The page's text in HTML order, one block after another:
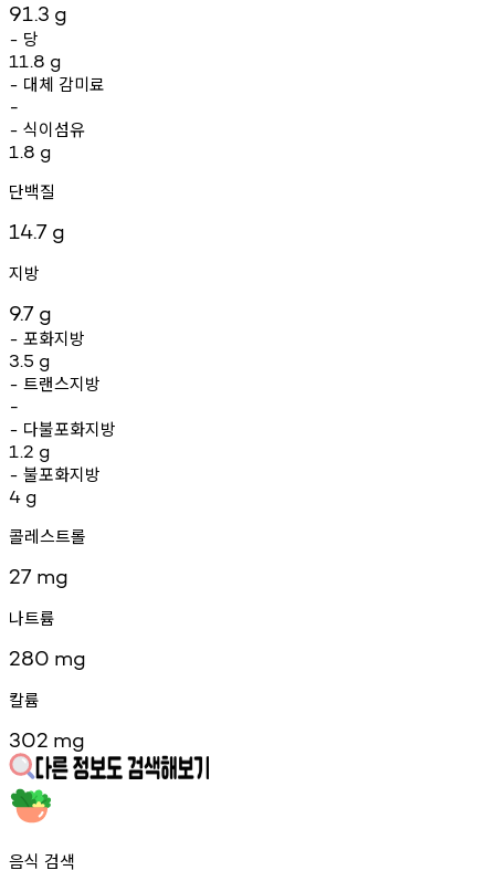
91.3 g
- 당
11.8 g
- 대체 감미료
-
- 식이섬유
1.8 g
단백질
14.7 g
지방
9.7 g
- 포화지방
3.5 g
- 트랜스지방
-
- 다불포화지방
1.2 g
- 불포화지방
4 g
콜레스트롤
27 mg
나트륨
280 mg
칼륨
302 mg
음식 검색